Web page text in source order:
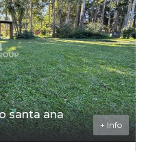
santa ana
+ Info